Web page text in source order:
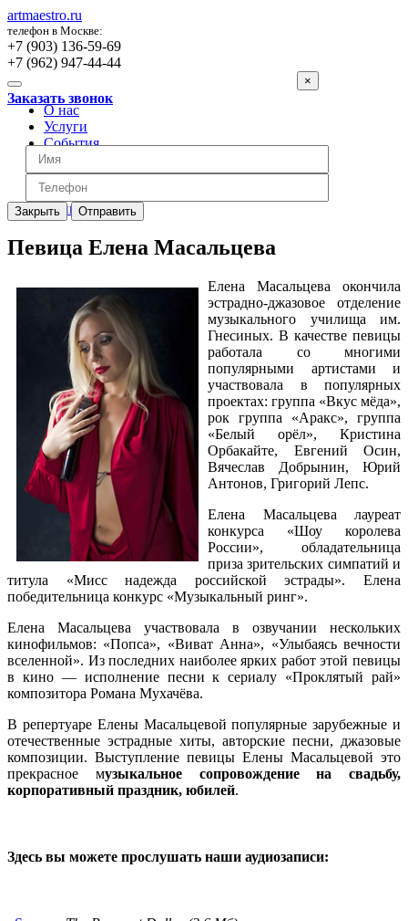
artmaestro.ru
телефон в Москве:
+7 (903) 136-59-69
+7 (962) 947-44-44
Заказать звонок
×
Закрыть Отправить
О нас
Услуги
События
Вопросы
Отзывы
Обратная связь
Цены
Певица Елена Масальцева
Елена Масальцева окончила
эстрадно-джазовое отделение
музыкального училища им.
Гнесиных. В качестве певицы
работала со многими
популярными артистами и
участвовала в популярных
проектах: группа «Вкус мёда»,
рок группа «Аракс», группа
«Белый орёл», Кристина
Орбакайте, Евгений Осин,
Вячеслав Добрынин, Юрий
Антонов, Григорий Лепс.
Елена Масальцева лауреат
конкурса «Шоу королева
России», обладательница
приза зрительских симпатий и
титула «Мисс надежда российской эстрады». Елена
победительница конкурс «Музыкальный ринг».
Елена Масальцева участвовала в озвучании нескольких
кинофильмов: «Попса», «Виват Анна», «Улыбаясь вечности
вселенной». Из последних наиболее ярких работ этой певицы
в кино — исполнение песни к сериалу «Проклятый рай»
композитора Романа Мухачёва.
В репертуаре Елены Масальцевой популярные зарубежные и
отечественные эстрадные хиты, авторские песни, джазовые
композиции. Выступление певицы Елены Масальцевой это
прекрасное музыкальное сопровождение на свадьбу,
корпоративный праздник, юбилей.
Здесь вы можете прослушать наши аудиозаписи: